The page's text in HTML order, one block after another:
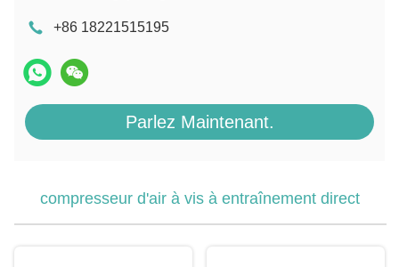
+86 18221515195
Parlez Maintenant.
compresseur d'air à vis à entraînement direct